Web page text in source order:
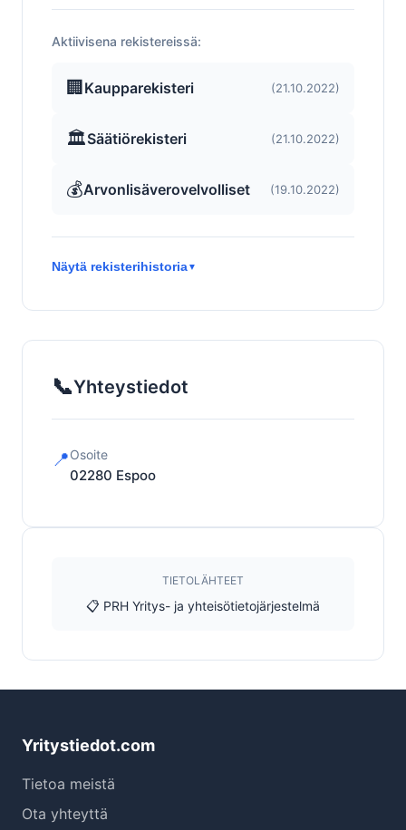
Aktiivisena rekistereissä:
🏢 Kaupparekisteri (21.10.2022)
🏛️Säätiörekisteri (21.10.2022)
💰Arvonlisäverovelvolliset (19.10.2022)
Näytä rekisterihistoria▼
📞Yhteystiedot
📍Osoite
02280 Espoo
TIETOLÄHTEET
📋 PRH Yritys- ja yhteisötietojärjestelmä
Yritystiedot.com
Tietoa meistä
Ota yhteyttä